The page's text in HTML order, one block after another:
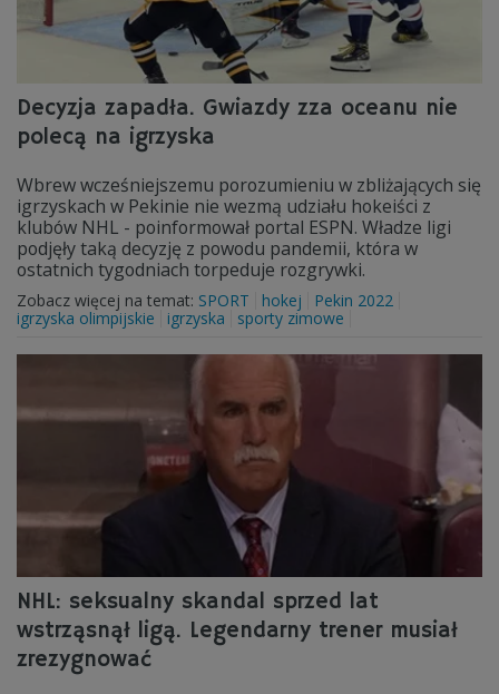
Decyzja zapadła. Gwiazdy zza oceanu nie
polecą na igrzyska
Wbrew wcześniejszemu porozumieniu w zbliżających się
igrzyskach w Pekinie nie wezmą udziału hokeiści z
klubów NHL - poinformował portal ESPN. Władze ligi
podjęły taką decyzję z powodu pandemii, która w
ostatnich tygodniach torpeduje rozgrywki.
Zobacz więcej na temat: SPORT hokej
Pekin 2022
igrzyska olimpijskie
igrzyska sporty zimowe
NHL: seksualny skandal sprzed lat
wstrząsnął ligą. Legendarny trener musiał
zrezygnować